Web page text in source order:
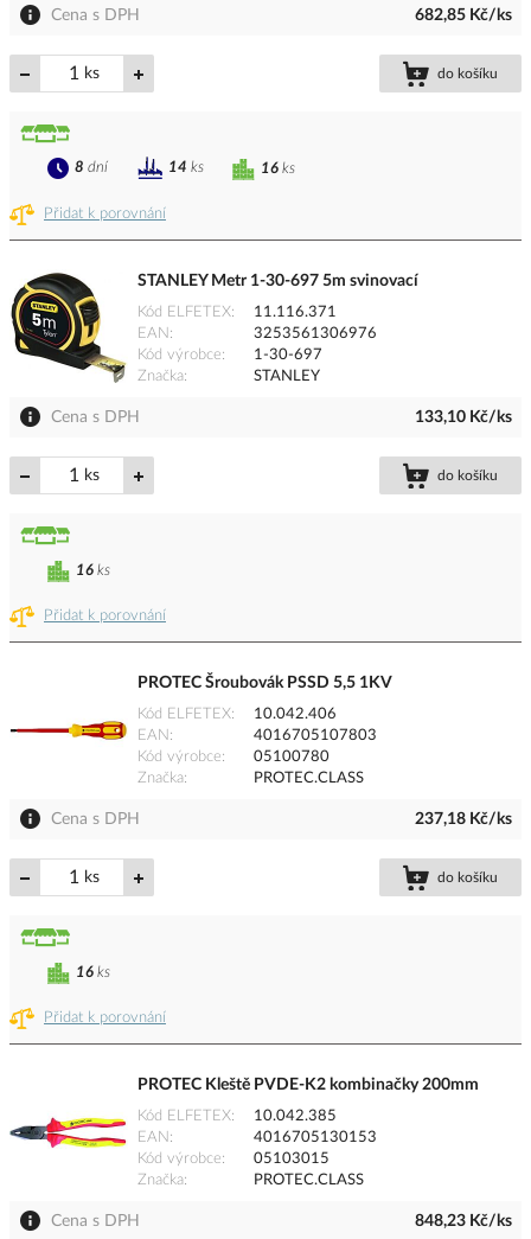
Cena s DPH 682,85 Kč/ks
ks do košíku
Přidat k porovnání
16 ks
8 dní 14 ks
STANLEY Metr 1-30-697 5m svinovací
Kód ELFETEX
11.116.371
EAN
3253561306976
Kód výrobce
1-30-697
Značka
STANLEY
Cena s DPH 133,10 Kč/ks
ks do košíku
Přidat k porovnání
16 ks
PROTEC Šroubovák PSSD 5,5 1KV
Kód ELFETEX
10.042.406
EAN
4016705107803
Kód výrobce
05100780
Značka
PROTEC.CLASS
Cena s DPH 237,18 Kč/ks
ks do košíku
Přidat k porovnání
16 ks
PROTEC Kleště PVDE-K2 kombinačky 200mm
Kód ELFETEX
10.042.385
EAN
4016705130153
Kód výrobce
05103015
Značka
PROTEC.CLASS
Cena s DPH 848,23 Kč/ks